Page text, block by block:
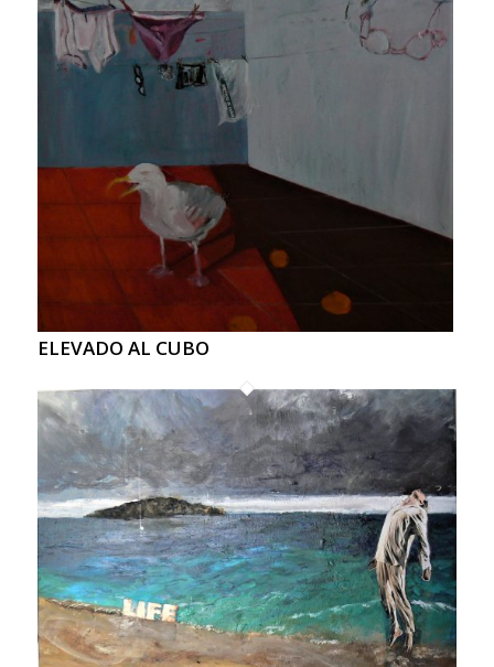
ELEVADO AL CUBO